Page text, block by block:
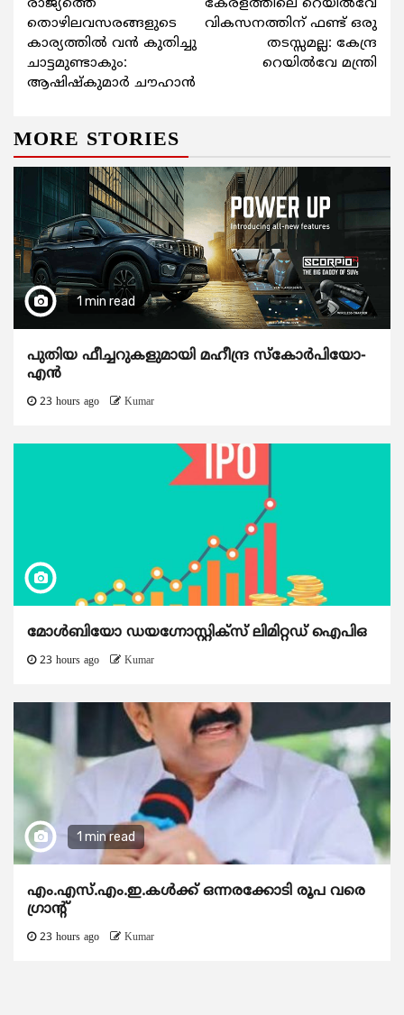
Reading
രാജ്യത്തെ
തൊഴിലവസരങ്ങളുടെ
കാര്യത്തില്‍ വന്‍ കുതിച്ചു
ചാട്ടമുണ്ടാകും:
ആഷിഷ്കുമാര്‍ ചൗഹാന്‍
കേരളത്തിലെ റെയില്‍വേ
വികസനത്തിന് ഫണ്ട് ഒരു
തടസ്സമല്ല: കേന്ദ്ര
റെയില്‍വേ മന്ത്രി
MORE STORIES
1 min read
പുതിയ ഫീച്ചറുകളുമായി മഹീന്ദ്ര സ്കോർപിയോ-
എൻ
23 hours ago Kumar
മോൾബിയോ ഡയഗ്നോസ്റ്റിക്സ് ലിമിറ്റഡ് ഐപിഒ
23 hours ago Kumar
1 min read
എം.എസ്.എം.ഇ.കൾക്ക് ഒന്നരക്കോടി രൂപ വരെ
ഗ്രാന്റ്
23 hours ago Kumar